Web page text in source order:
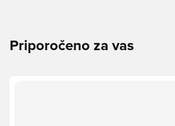
Priporočeno za vas